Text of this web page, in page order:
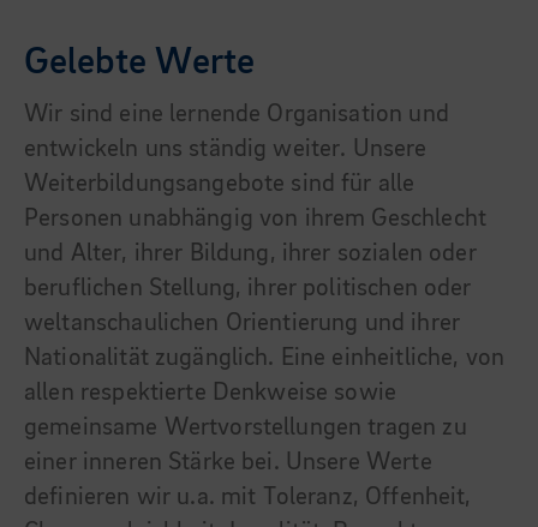
Gelebte Werte
Wir sind eine lernende Organisation und
entwickeln uns ständig weiter. Unsere
Weiterbildungsangebote sind für alle
Personen unabhängig von ihrem Geschlecht
und Alter, ihrer Bildung, ihrer sozialen oder
beruflichen Stellung, ihrer politischen oder
weltanschaulichen Orientierung und ihrer
Nationalität zugänglich. Eine einheitliche, von
allen respektierte Denkweise sowie
gemeinsame Wertvorstellungen tragen zu
einer inneren Stärke bei. Unsere Werte
definieren wir u.a. mit Toleranz, Offenheit,